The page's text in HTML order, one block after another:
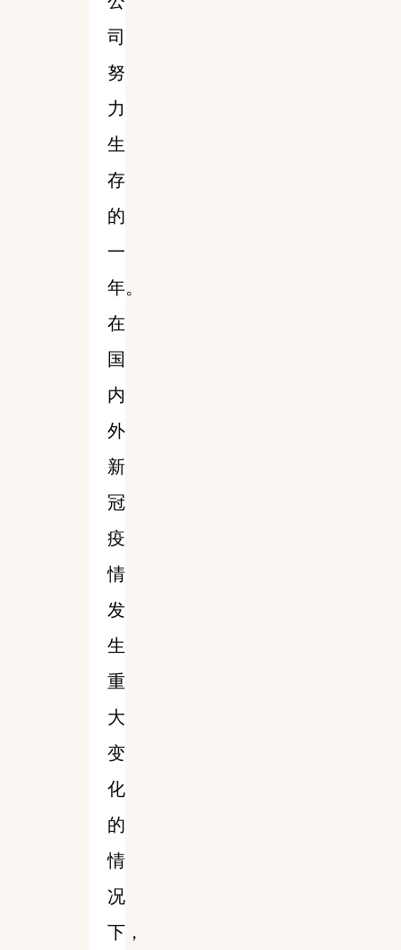
司
努
力
生
存
的
一
年。
在
国
内
外
新
冠
疫
情
发
生
重
大
变
化
的
情
况
下，